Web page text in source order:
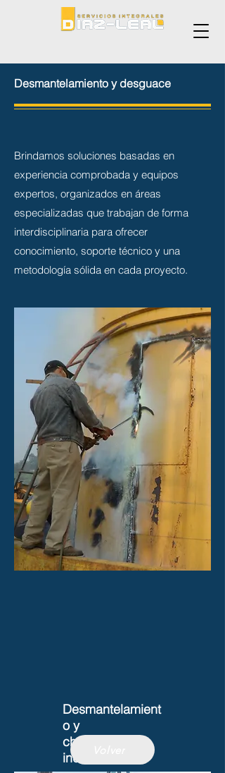
Desmantelamiento y desguace
Brindamos soluciones basadas en
experiencia comprobada y equipos
expertos, organizados en áreas
especializadas que trabajan de forma
interdisciplinaria para ofrecer
conocimiento, soporte técnico y una
metodología sólida en cada proyecto.
Desmantelamient
o y
chatarrización
industrial